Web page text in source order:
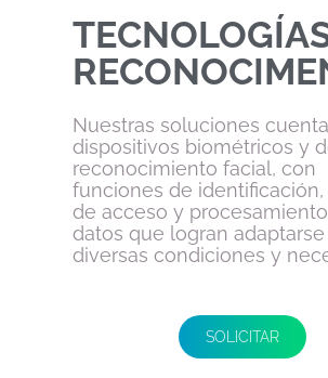
Nuestras soluciones
dispositivos biométricos y
reconocimiento facial, con
funciones de
de acceso y
datos que logran adaptarse
diversas condiciones y
SOLICITAR